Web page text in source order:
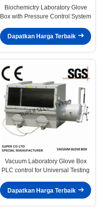
Biochemictry Laboratory Glove
Box with Pressure Control System
Dapatkan Harga Terbaik
Vacuum Laboratory Glove Box
PLC control for Universal Testing
Dapatkan Harga Terbaik